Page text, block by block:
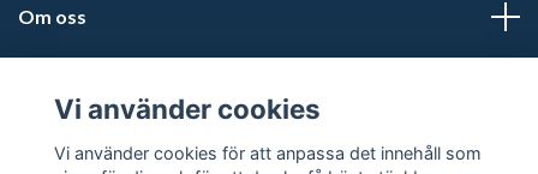
Om oss
Läs mer
Vi använder cookies
Vi använder cookies för att anpassa det innehåll som